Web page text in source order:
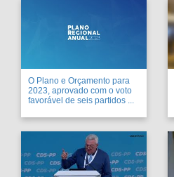
O Plano e Orçamento para
2023, aprovado com o voto
favorável de seis partidos ...